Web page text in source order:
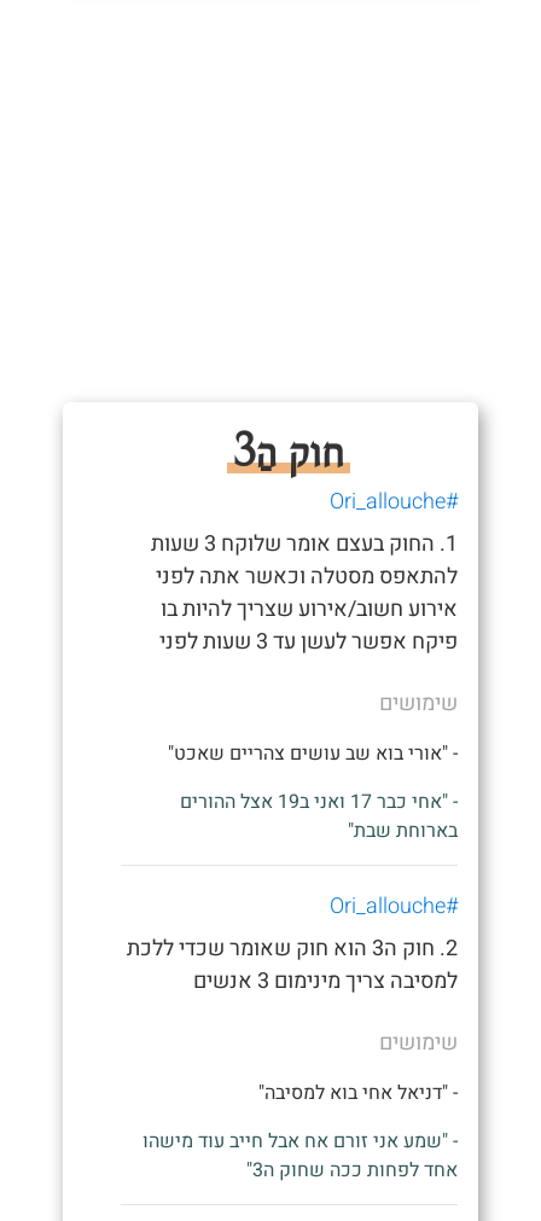
חוק הַ3
#Ori_allouche
1. החוק בעצם אומר שלוקח 3 שעות
להתאפס מסטלה וכאשר אתה לפני
אירוע חשוב/אירוע שצריך להיות בו
פיקח אפשר לעשן עד 3 שעות לפני
שימושים
- "אורי בוא שב עושים צהריים שאכט"
- "אחי כבר 17 ואני ב19 אצל ההורים
בארוחת שבת"
#Ori_allouche
2. חוק ה3 הוא חוק שאומר שכדי ללכת
למסיבה צריך מינימום 3 אנשים
שימושים
- "דניאל אחי בוא למסיבה"
- "שמע אני זורם אח אבל חייב עוד מישהו
אחד לפחות ככה שחוק ה3"